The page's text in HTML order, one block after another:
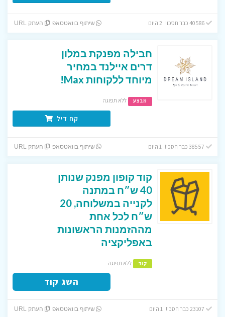
40586 כבר חסכו! 2 היום שיתוף בוואטסאפ העתק URL
חבילה מפנקת במלון
דרים איילנד במחיר
מיוחד ללקוחות Max!
מבצע ללא תפוגה
קח דיל
שיתוף בוואטסאפ העתק URL
קוד קופון מפנק שנותן
40 ש״ח במתנה
לקנייה במשלוחה, 20
ש״ח לכל אחת
מההזמנות הראשונות
באפליקציה
קוד ללא תפוגה
השג קוד
שיתוף בוואטסאפ העתק URL